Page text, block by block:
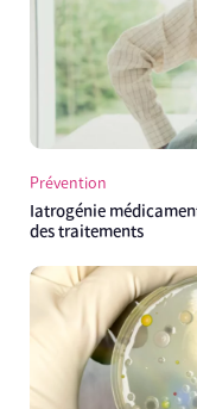
Prévention
Iatrogénie
des traitements